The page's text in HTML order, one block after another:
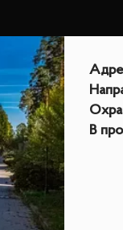
уединение
в
В